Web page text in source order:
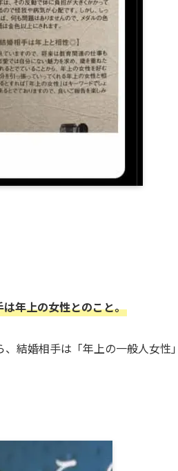
年上の女性とのこと。
結婚相手は「年上の一般人女性